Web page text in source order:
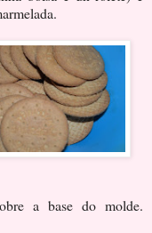
a base do molde.